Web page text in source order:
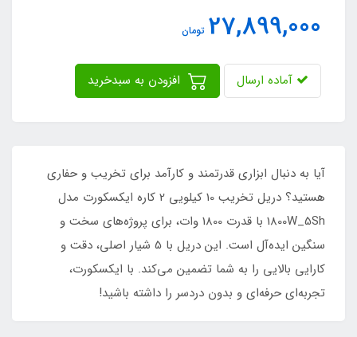
27,899,000 تومان
آماده ارسال
آیا به دنبال ابزاری قدرتمند و کارآمد برای تخریب و حفاری
هستید؟ دریل تخریب 10 کیلویی 2 کاره ایکسکورت مدل
1800W_5Sh با قدرت 1800 وات، برای پروژه‌های سخت و
سنگین ایده‌آل است. این دریل با 5 شیار اصلی، دقت و
کارایی بالایی را به شما تضمین می‌کند. با ایکسکورت،
تجربه‌ای حرفه‌ای و بدون دردسر را داشته باشید!